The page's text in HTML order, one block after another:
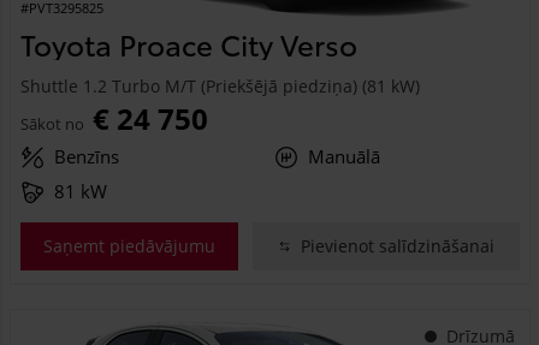
#PVT3295825
Toyota Proace City Verso
Shuttle 1.2 Turbo M/T (Priekšējā piedziņa) (81 kW)
Sākot no € 24 750
Benzīns
Manuālā
81 kW
Saņemt piedāvājumu Pievienot salīdzināšanai
Drīzumā